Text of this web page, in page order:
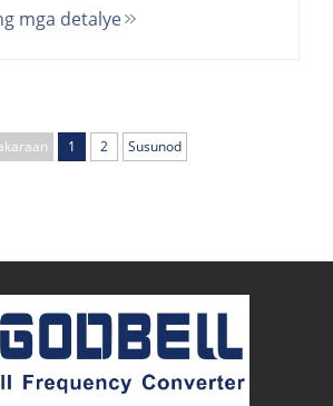
gastos, at kalkulahin ang
mga detalye
1 2 Susunod